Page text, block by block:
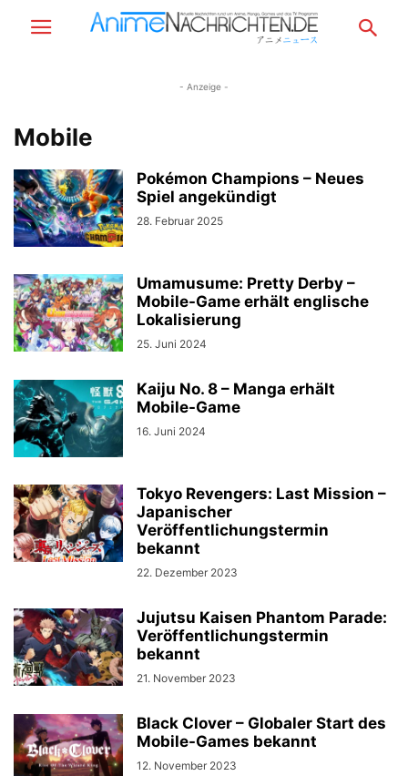
- Anzeige -
Mobile
Pokémon Champions – Neues
Spiel angekündigt
28. Februar 2025
Umamusume: Pretty Derby –
Mobile-Game erhält englische
Lokalisierung
25. Juni 2024
Kaiju No. 8 – Manga erhält
Mobile-Game
16. Juni 2024
Tokyo Revengers: Last Mission –
Japanischer
Veröffentlichungstermin
bekannt
22. Dezember 2023
Jujutsu Kaisen Phantom Parade:
Veröffentlichungstermin
bekannt
21. November 2023
Black Clover – Globaler Start des
Mobile-Games bekannt
12. November 2023